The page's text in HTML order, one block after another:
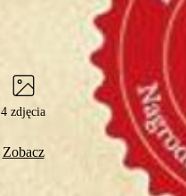
4 zdjęcia
Zobacz